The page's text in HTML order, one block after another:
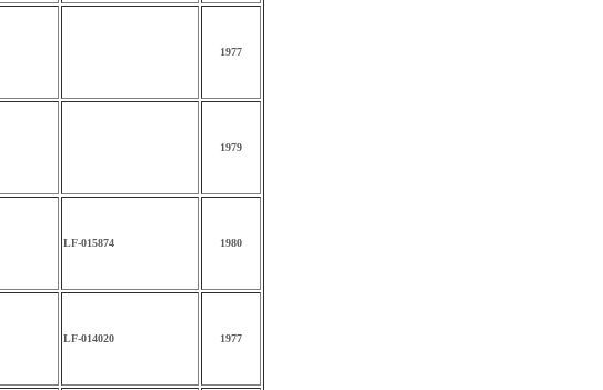
1977
1979
LF-015874 1980
LF-014020 1977